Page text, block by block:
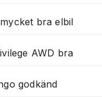
bra elbil
AWD bra
godkänd